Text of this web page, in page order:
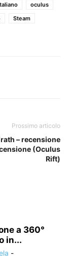
oculus
Steam
Prossimo articolo
– recensione
(Oculus
Rift)
a 360°
in...
-